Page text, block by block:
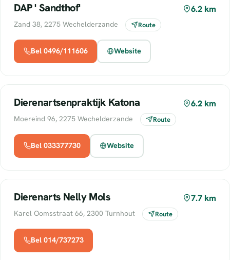
DAP ' Sandthof' 6.2 km
Zand 38, 2275 Wechelderzande Route
Bel 0496/111606 Website
Dierenartsenpraktijk Katona 6.2 km
Moereind 96, 2275 Wechelderzande Route
Bel 033377730 Website
Dierenarts Nelly Mols 7.7 km
Karel Oomsstraat 66, 2300 Turnhout Route
Bel 014/737273